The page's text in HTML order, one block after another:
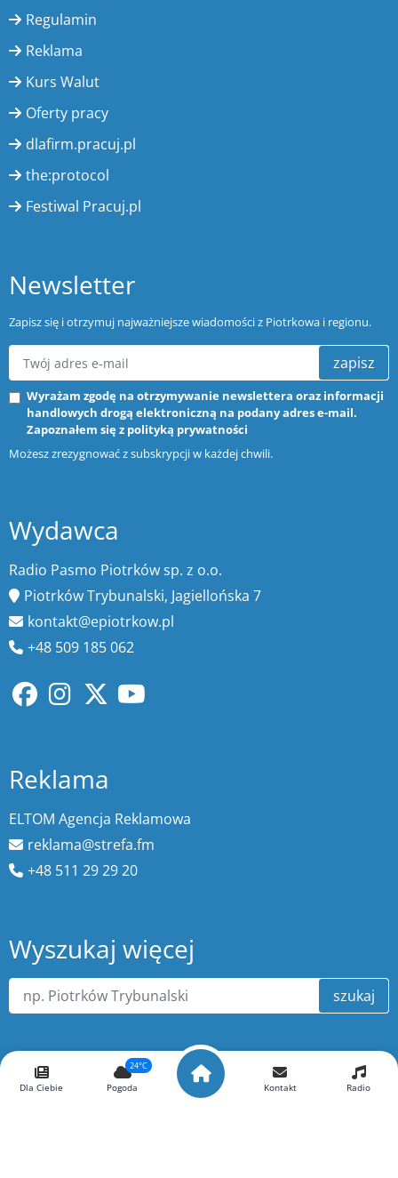
Regulamin
Reklama
Kurs Walut
Oferty pracy
dlafirm.pracuj.pl
the:protocol
Festiwal Pracuj.pl
Newsletter
Zapisz się i otrzymuj najważniejsze wiadomości z Piotrkowa i regionu.
zapisz
Wyrażam zgodę na otrzymywanie newslettera oraz informacji
handlowych drogą elektroniczną na podany adres e-mail.
Zapoznałem się z polityką prywatności
Możesz zrezygnować z subskrypcji w każdej chwili.
Wydawca
Radio Pasmo Piotrków sp. z o.o.
Piotrków Trybunalski, Jagiellońska 7
kontakt@epiotrkow.pl
+48 509 185 062
Reklama
ELTOM Agencja Reklamowa
reklama@strefa.fm
+48 511 29 29 20
Wyszukaj więcej
szukaj
Dla Ciebie
24°C
Pogoda Kontakt Radio